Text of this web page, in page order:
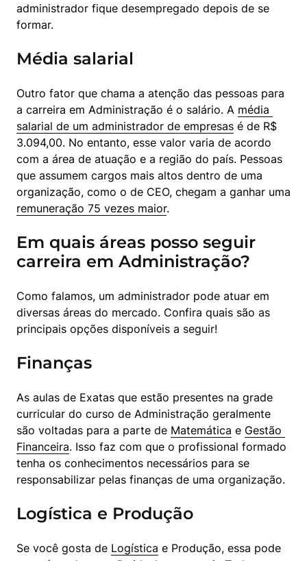
administrador fique desempregado depois de se
formar.
Média salarial
Outro fator que chama a atenção das pessoas para
a carreira em Administração é o salário. A média
salarial de um administrador de empresas é de R$
3.094,00. No entanto, esse valor varia de acordo
com a área de atuação e a região do país. Pessoas
que assumem cargos mais altos dentro de uma
remuneração 75 vezes maior.
Em quais áreas posso seguir
carreira em Administração?
Como falamos, um administrador pode atuar em
diversas áreas do mercado. Confira quais são as
principais opções disponíveis a seguir!
Finanças
As aulas de Exatas que estão presentes na grade
curricular do curso de Administração geralmente
são voltadas para a parte de Matemática e Gestão
Financeira. Isso faz com que o profissional formado
tenha os conhecimentos necessários para se
responsabilizar pelas finanças de uma organização.
Logística e Produção
Se você gosta de Logística e Produção, essa pode